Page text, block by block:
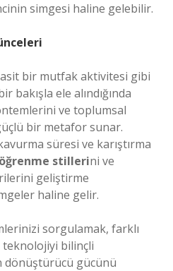
simgesi haline gelebilir.
bir mutfak aktivitesi gibi
bakışla ele alındığında
ve toplumsal
bir metafor sunar.
süresi ve karıştırma
öğrenme stillerini ve
geliştirme
haline gelir.
sorgulamak, farklı
bilinçli
dönüştürücü gücünü